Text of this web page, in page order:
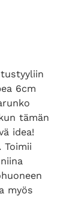
6cm
tämän
idea!
Toimii
myös